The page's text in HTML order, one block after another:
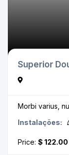
Superior
Morbi varius,
Instalações:
Price: $ 122.00